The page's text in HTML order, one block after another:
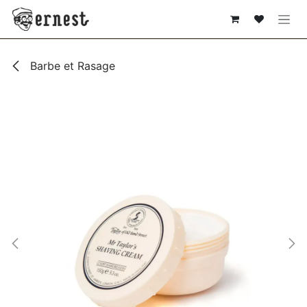
SE RENDRE AU CONTENU
Barbe et Rasage